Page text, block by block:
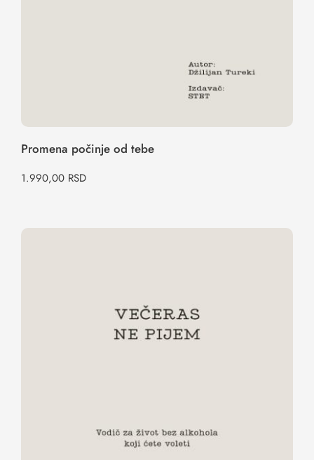
Promena počinje od tebe
1.990,00 RSD
Večeras ne pijem